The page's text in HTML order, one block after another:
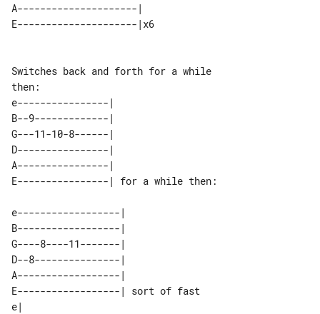
A---------------------|
Switches back and forth for a while
e----------------|
B--9-------------|
G---11-10-8------|
D----------------|
A----------------|
e------------------|
B------------------|
G----8----11-------|
D--8---------------|
A------------------|
E------------------| sort of fast
e|